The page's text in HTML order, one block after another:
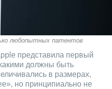
любопытных патентов
представила первый
должны быть
в размерах,
но принципиально не